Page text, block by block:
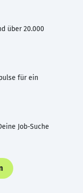
über 20.000
für ein
Job-Suche